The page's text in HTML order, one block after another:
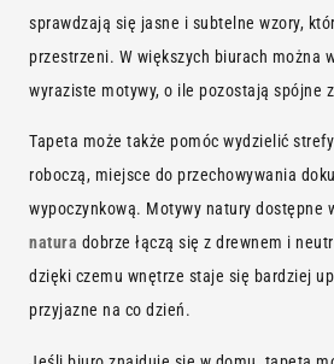
sprawdzają się jasne i subtelne wzory,
przestrzeni. W większych biurach można
wyraziste motywy, o ile pozostają spójne
Tapeta może także pomóc wydzielić
roboczą, miejsce do przechowywania
wypoczynkową. Motywy natury dostępne
natura dobrze łączą się z drewnem i
dzięki czemu wnętrze staje się bardziej
przyjazne na co dzień.